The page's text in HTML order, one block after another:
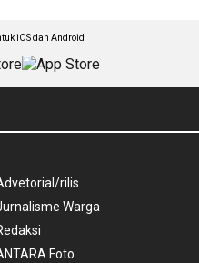
iOS dan Android
rilis
Warga
Foto